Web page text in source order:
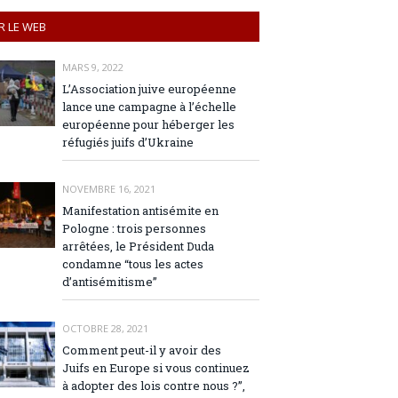
LE WEB
MARS 9, 2022
L’Association juive européenne
lance une campagne à l’échelle
européenne pour héberger les
réfugiés juifs d’Ukraine
NOVEMBRE 16, 2021
Manifestation antisémite en
Pologne : trois personnes
arrêtées, le Président Duda
condamne “tous les actes
d’antisémitisme”
OCTOBRE 28, 2021
Comment peut-il y avoir des
Juifs en Europe si vous continuez
à adopter des lois contre nous ?”,